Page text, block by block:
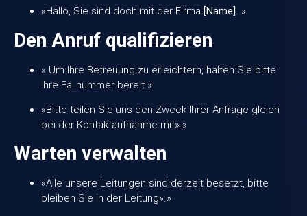
«Hallo, Sie sind doch mit der Firma [Name]. »
Den Anruf qualifizieren
« Um Ihre Betreuung zu erleichtern, halten Sie bitte
Ihre Fallnummer bereit.»
«Bitte teilen Sie uns den Zweck Ihrer Anfrage gleich
bei der Kontaktaufnahme mit».»
Warten verwalten
«Alle unsere Leitungen sind derzeit besetzt, bitte
bleiben Sie in der Leitung».»